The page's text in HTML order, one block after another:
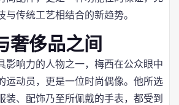
与传统工艺相结合的新趋势。
奢侈品之间
影响力的人物之一，梅西在公众眼中
运动员，更是一位时尚偶像。他所选
装、配饰乃至所佩戴的手表，都受到